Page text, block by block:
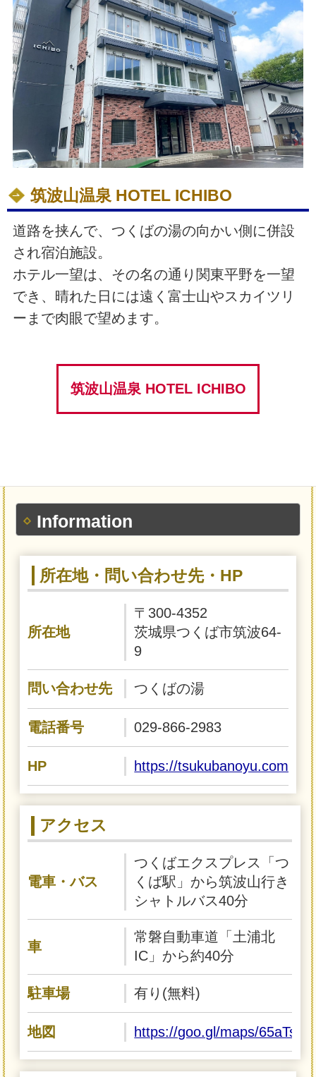
筑波山温泉 HOTEL ICHIBO
道路を挟んで、つくばの湯の向かい側に併設
され宿泊施設。
ホテル一望は、その名の通り関東平野を一望
でき、晴れた日には遠く富士山やスカイツリ
ーまで肉眼で望めます。
筑波山温泉 HOTEL ICHIBO
Information
所在地・問い合わせ先・HP
所在地
〒300-4352
茨城県つくば市筑波64-
9
問い合わせ先 つくばの湯
電話番号 029-866-2983
HP https://tsukubanoyu.com
アクセス
電車・バス
つくばエクスプレス「つ
くば駅」から筑波山行き
シャトルバス40分
車
常磐自動車道「土浦北
IC」から約40分
駐車場 有り(無料)
地図 https://goo.gl/maps/